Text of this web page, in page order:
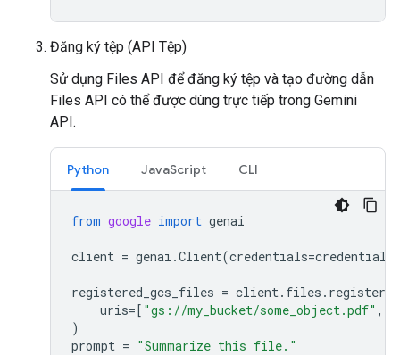
Đăng ký tệp (API Tệp)
Sử dụng Files API để đăng ký tệp và tạo đường dẫn
Files API có thể được dùng trực tiếp trong Gemini
API.
Python JavaScript CLI
from google import genai
client = genai .Client(credentials=credentials
registered_gcs_files = client. files .
uris=[ "gs://my_bucket/some_object.pdf" ,
)
prompt = "Summarize this file."